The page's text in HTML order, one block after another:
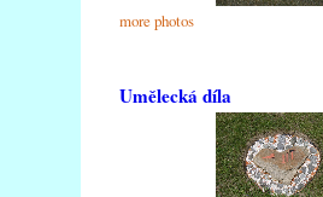
more photos
Umělecká díla